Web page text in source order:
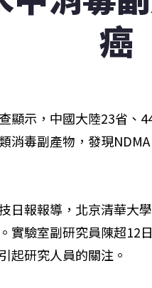
癌
顯示，中國大陸23省、
消毒副產物，發現
日報報導，北京清華大
實驗室副研究員陳超12
起研究人員的關注。